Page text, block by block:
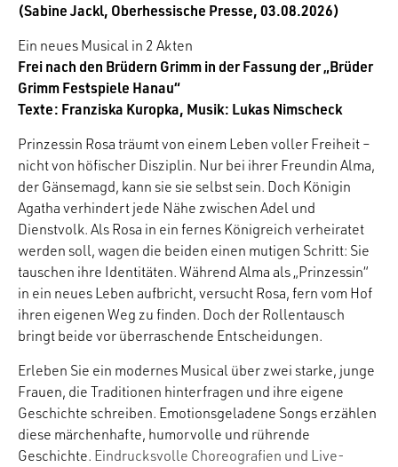
(Sabine Jackl, Oberhessische Presse, 03.08.2026)
Ein neues Musical in 2 Akten
Frei nach den Brüdern Grimm in der Fassung der „Brüder
Grimm Festspiele Hanau“
Texte: Franziska Kuropka, Musik: Lukas Nimscheck
Prinzessin Rosa träumt von einem Leben voller Freiheit –
nicht von höfischer Disziplin. Nur bei ihrer Freundin Alma,
der Gänsemagd, kann sie sie selbst sein. Doch Königin
Agatha verhindert jede Nähe zwischen Adel und
Dienstvolk. Als Rosa in ein fernes Königreich verheiratet
werden soll, wagen die beiden einen mutigen Schritt: Sie
tauschen ihre Identitäten. Während Alma als „Prinzessin“
in ein neues Leben aufbricht, versucht Rosa, fern vom Hof
ihren eigenen Weg zu finden. Doch der Rollentausch
bringt beide vor überraschende Entscheidungen.
Erleben Sie ein modernes Musical über zwei starke, junge
Frauen, die Traditionen hinterfragen und ihre eigene
Geschichte schreiben. Emotionsgeladene Songs erzählen
diese märchenhafte, humorvolle und rührende
Geschichte. Eindrucksvolle Choreografien und Live-